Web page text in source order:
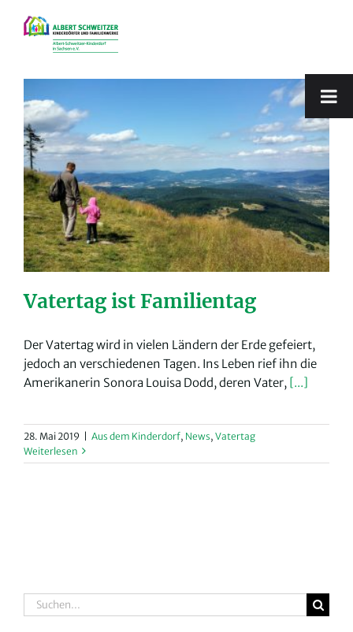
Inhalt
Vatertag ist Familientag
Der Vatertag wird in vielen Ländern der Erde gefeiert,
jedoch an verschiedenen Tagen. Ins Leben rief ihn die
Amerikanerin Sonora Louisa Dodd, deren Vater, [...]
28. Mai 2019 Aus dem Kinderdorf, News, Vatertag
Weiterlesen
Suche
nach: